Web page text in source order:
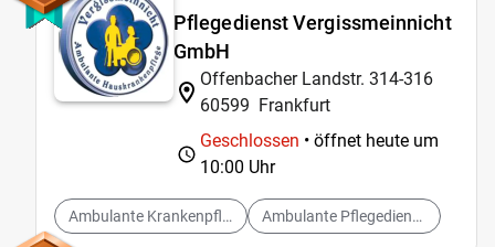
Pflegedienst Vergissmeinnicht
GmbH
Offenbacher Landstr. 314-316
60599 Frankfurt
Geschlossen • öffnet heute um
10:00 Uhr
Ambulante Krankenpflege Ambulante Pflegedienste